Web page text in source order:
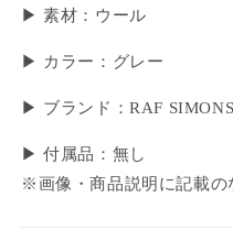
▶ 素材：ウール
▶ カラー：グレー
▶ ブランド：RAF SIMONS
▶ 付属品：無し
※画像・商品説明に記載の